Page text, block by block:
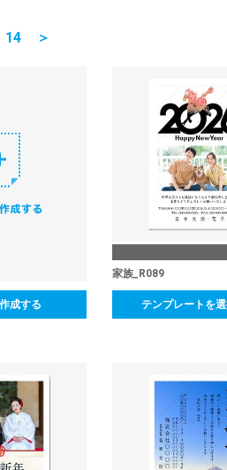
14 ＞
成する
家族_R089
テンプレートを